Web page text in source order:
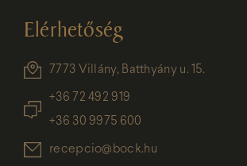
Elérhetőség
7773 Villány, Batthyány u. 15.
+36 72 492 919
+36 30 9975 600
recepcio@bock.hu